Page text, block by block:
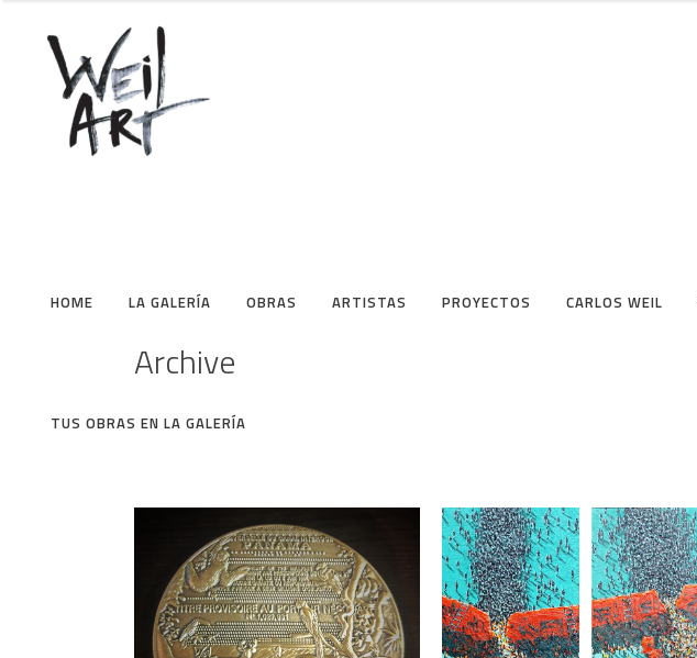
HOME LA GALERÍA OBRAS ARTISTAS PROYECTOS CARLOS WEIL
TUS OBRAS EN LA GALERÍA
Archive
Homenaje a la fauna –
FABIO MESA/
RUDAS
(Diptico) #34 Dreamers
coming out of the
Darkness – Fabio Mesa